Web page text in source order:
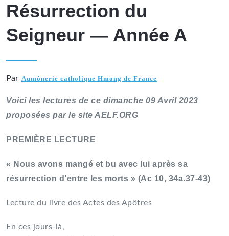
Résurrection du
Seigneur — Année A
Par Aumônerie catholique Hmong de France
Voici les lectures de ce dimanche 09 Avril 2023
proposées par le site AELF.ORG
PREMIÈRE LECTURE
« Nous avons mangé et bu avec lui après sa
résurrection d’entre les morts » (Ac 10, 34a.37-43)
Lecture du livre des Actes des Apôtres
En ces jours-là,